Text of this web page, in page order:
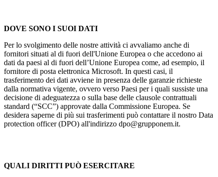
DOVE SONO I SUOI DATI
Per lo svolgimento delle nostre attività ci avvaliamo anche di
fornitori situati al di fuori dell'Unione Europea o che accedono ai
dati da paesi al di fuori dell’Unione Europea come, ad esempio, il
fornitore di posta elettronica Microsoft. In questi casi, il
trasferimento dei dati avviene in presenza delle garanzie richieste
dalla normativa vigente, ovvero verso Paesi per i quali sussiste una
decisione di adeguatezza o sulla base delle clausole contrattuali
standard (“SCC”) approvate dalla Commissione Europea. Se
desidera saperne di più sui trasferimenti può contattare il nostro Data
protection officer (DPO) all'indirizzo dpo@grupponem.it.
QUALI DIRITTI PUÒ ESERCITARE